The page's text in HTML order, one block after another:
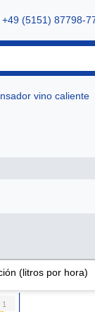
+49 (5151) 87798-
vino caliente
(litros por hora)
1